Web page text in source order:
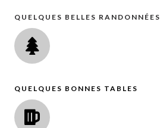
QUELQUES BELLES RANDONNÉES
QUELQUES BONNES TABLES